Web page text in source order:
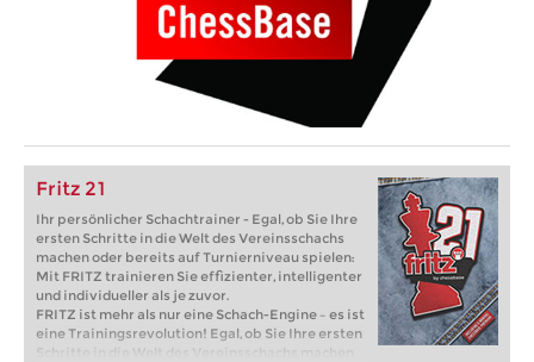
Fritz 21
Ihr persönlicher Schachtrainer - Egal, ob Sie Ihre
ersten Schritte in die Welt des Vereinsschachs
machen oder bereits auf Turnierniveau spielen:
Mit FRITZ trainieren Sie effizienter, intelligenter
und individueller als je zuvor.
FRITZ ist mehr als nur eine Schach-Engine – es ist
eine Trainingsrevolution! Egal, ob Sie Ihre ersten
Schritte in die Welt des Vereinsschachs machen